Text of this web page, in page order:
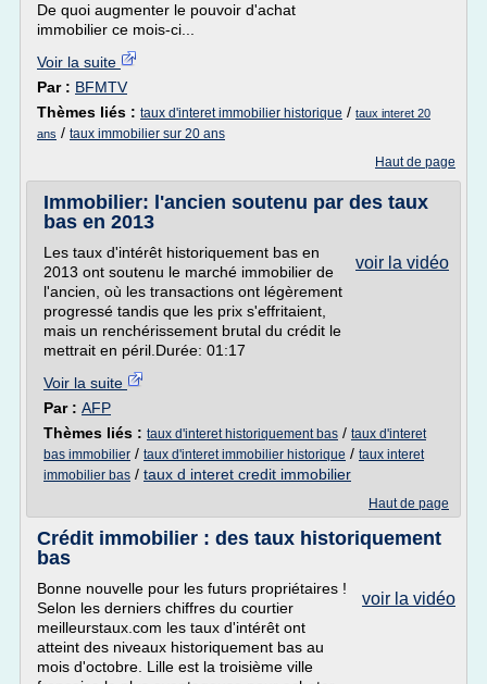
De quoi augmenter le pouvoir d'achat
immobilier ce mois-ci...
Voir la suite
Par : BFMTV
Thèmes liés : taux d'interet immobilier historique / taux interet 20
ans / taux immobilier sur 20 ans
Haut de page
Immobilier: l'ancien soutenu par des taux
bas en 2013
voir la vidéo
Les taux d'intérêt historiquement bas en
2013 ont soutenu le marché immobilier de
l'ancien, où les transactions ont légèrement
progressé tandis que les prix s'effritaient,
mais un renchérissement brutal du crédit le
mettrait en péril.Durée: 01:17
Voir la suite
Par : AFP
Thèmes liés : taux d'interet historiquement bas / taux d'interet
bas immobilier / taux d'interet immobilier historique / taux interet
immobilier bas / taux d interet credit immobilier
Haut de page
Crédit immobilier : des taux historiquement
bas
voir la vidéo
Bonne nouvelle pour les futurs propriétaires !
Selon les derniers chiffres du courtier
meilleurstaux.com les taux d'intérêt ont
atteint des niveaux historiquement bas au
mois d'octobre. Lille est la troisième ville